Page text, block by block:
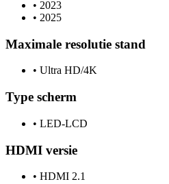
• 2023
• 2025
Maximale resolutie stand
• Ultra HD/4K
Type scherm
• LED-LCD
HDMI versie
• HDMI 2.1